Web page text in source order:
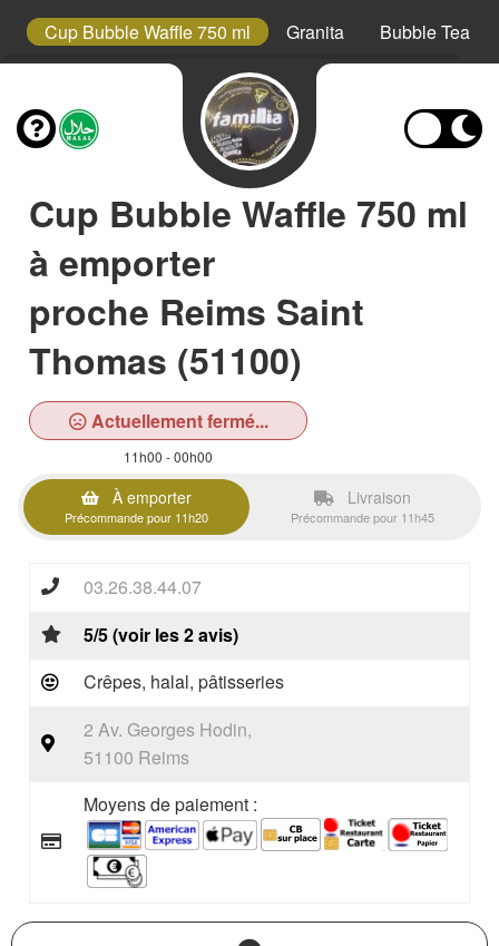
Cup Bubble Waffle 750 ml Granita Bubble Tea
Cup Bubble Waffle 750 ml
à emporter
proche Reims Saint
Thomas (51100)
Actuellement fermé...
11h00 - 00h00
À emporter
Précommande pour 11h20
Livraison
Précommande pour 11h45
03.26.38.44.07
5/5 (voir les 2 avis)
Crêpes, halal, pâtisseries
2 Av. Georges Hodin,
51100 Reims
Moyens de paiement :